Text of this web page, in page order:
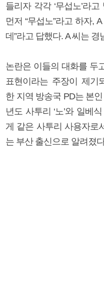
들리자 각각 ‘무섭노’라
먼저 “무섭노”라고 하자,
데”라고 답했다. A 씨는
논란은 이들의 대화를 두
표현이라는 주장이 제기
한 지역 방송국 PD는 본
년도 사투리 ‘노’와 일베
게 같은 사투리 사용자로
는 부산 출신으로 알려졌